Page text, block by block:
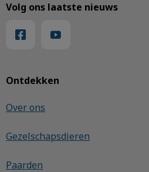
Ontdekken
Over ons
Gezelschapsdieren
Paarden
Volg ons laatste nieuws